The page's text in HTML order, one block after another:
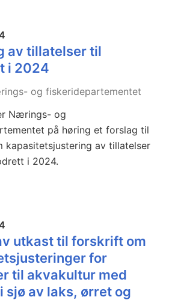
av tillatelser til
i 2024
og fiskeridepartementet
Nærings- og
på høring et forslag til
kapasitetsjustering av tillatelser
i 2024.
utkast til forskrift om
for
til akvakultur med
sjø av laks, ørret og